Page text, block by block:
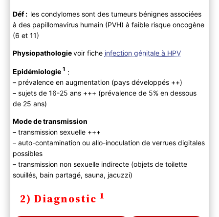
B ) Paraclinique
C ) Diagnostic différentiel
3) Evolution
4) PEC
B ) Traitement
C) Suivi
D) Prévention
Déf : les condylomes sont des tumeurs bénignes associées
à des papillomavirus humain (PVH) à faible risque oncogène
(6 et 11)
Physiopathologievoir fiche infection génitale à HPV
Epidémiologie 1 :
– prévalence en augmentation (pays développés ++)
– sujets de 16-25 ans +++ (prévalence de 5% en dessous
de 25 ans)
Mode de transmission
– transmission sexuelle +++
– auto-contamination ou allo-inoculation de verrues digitales
possibles
– transmission non sexuelle indirecte (objets de toilette
souillés, bain partagé, sauna, jacuzzi)
2) Diagnostic 1